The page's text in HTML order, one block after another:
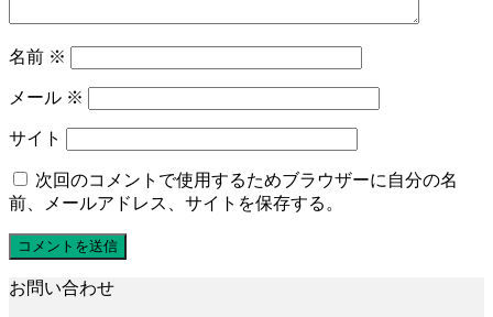
名前 ※
メール ※
サイト
次回のコメントで使用するためブラウザーに自分の名
前、メールアドレス、サイトを保存する。
お問い合わせ